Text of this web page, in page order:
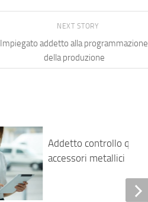
NEXT STORY
Impiegato addetto alla programmazione
della produzione
Addetto controllo qualità
accessori metallici